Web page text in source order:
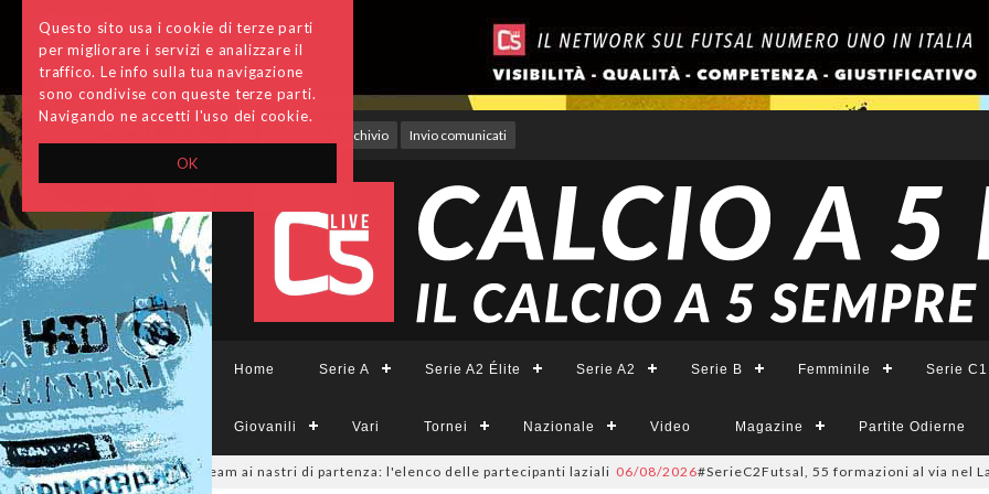
OK
Questo sito usa i cookie di terze parti
per migliorare i servizi e analizzare il
traffico. Le info sulla tua navigazione
sono condivise con queste terze parti.
Navigando ne accetti l'uso dei cookie.
Archivio Invio comunicati
Home Serie A Serie A2 Élite Serie A2 Serie B Femminile Serie C1
Giovanili Vari Tornei Nazionale Video Magazine Partite Odierne
sono 14 i team ai nastri di partenza: l'elenco delle partecipanti laziali 06/08/2026#SerieC2Futsal, 55 formazioni al via nel Lazio: